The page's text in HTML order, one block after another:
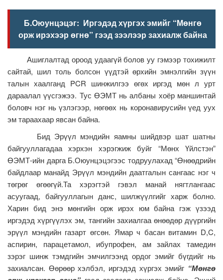
Б.Оюунцэцэг: Иргэдэд хүргэх эмийг “Мөнгө
орж ирэхээр өгнө” гээд зээлээр захиалж байна
Ашиглалтад ороод удаагүй болов уу гэмээр тохижилт
сайтай, шил толь болсон үүдтэй өрхийн эмнэлгийн зүүн
талын хаалганд PCR шинжилгээ өгөх иргэд мөн л урт
дараалал үүсгэжээ. Тус ӨЭМТ нь албаны хоёр маншинтай
боловч нэг нь үзлэгээр, нөгөөх нь коронавирусийн үед уух
эм тараахаар явсан байна.
Бид Эрүүл мэндийн яамны шийдвэр шат шатны
байгууллагадаа хэрхэн хэрэгжиж буйг “Мөнх Үйлстэн”
ӨЭМТ-ийн дарга Б.Оюунцэцэгээс тодруулахад “Өнөөдрийн
байдлаар манайд Эрүүл мэндийн даатгалын сангаас нэг ч
төгрөг өгөөгүй.Та хэрэгтэй гэвэл манай нягтлангаас
асуугаад, байгууллагын данс, шилжүүлгийг харж болно.
Харин бид энэ мөнгийн орж ирэх юм байна гэж үзээд
иргэдэд хүргүүлэх эм, тангийн захиалгаа өнөөдөр дүүргийн
эрүүл мэндийн газарт өгсөн. Ямар ч басан витамин D,C,
аспирин, парацетамол, ибупрофен, ам зайлах тамедин
зэрэг шинж тэмдгийн эмчилгээнд ордог эмийг бүгдийг нь
захиалсан. Өөрөөр хэлбэл, иргэдэд хүргэх эмийг “Мөнгө